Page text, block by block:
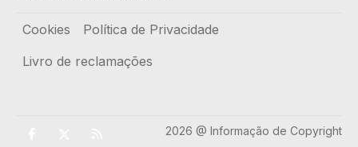
Rodapé
Cookies
Política de Privacidade
Livro de reclamações
2026 @ Informação de Copyright